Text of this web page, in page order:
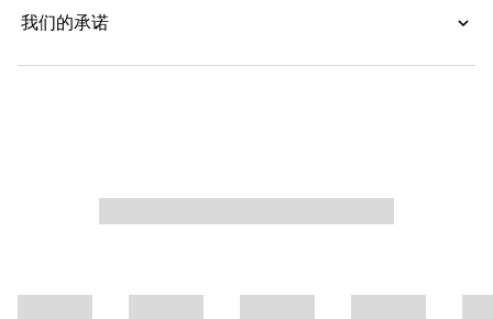
我们的承诺